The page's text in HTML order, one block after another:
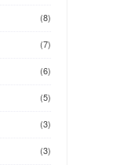
(8)
(7)
(6)
(5)
(3)
(3)